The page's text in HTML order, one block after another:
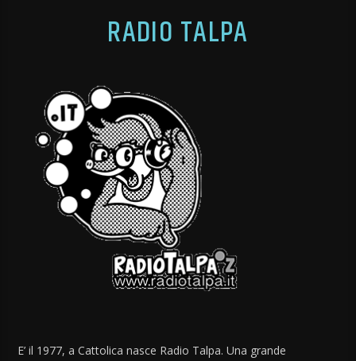
RADIO TALPA
E’ il 1977, a Cattolica nasce Radio Talpa. Una grande